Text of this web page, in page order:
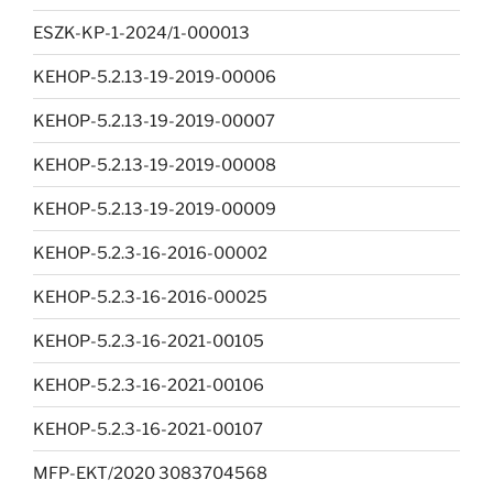
ESZK-KP-1-2024/1-000013
KEHOP-5.2.13-19-2019-00006
KEHOP-5.2.13-19-2019-00007
KEHOP-5.2.13-19-2019-00008
KEHOP-5.2.13-19-2019-00009
KEHOP-5.2.3-16-2016-00002
KEHOP-5.2.3-16-2016-00025
KEHOP-5.2.3-16-2021-00105
KEHOP-5.2.3-16-2021-00106
KEHOP-5.2.3-16-2021-00107
MFP-EKT/2020 3083704568